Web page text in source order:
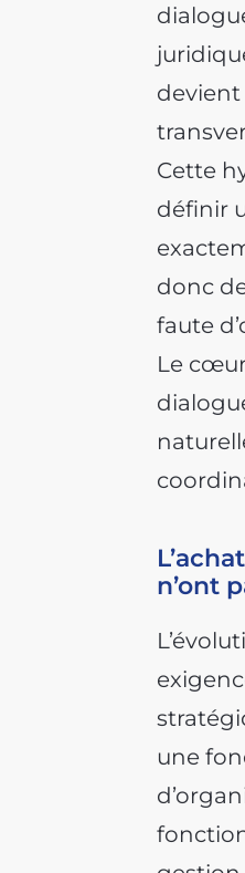
devient
Cette
définir
donc
faute
Le
n’ont
une